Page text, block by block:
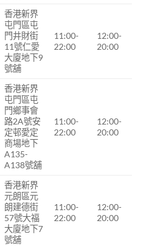
香港新界
屯門區屯
門井財街
11號仁愛
大廈地下9
號舖
11:00-
22:00
12:00-
20:00
香港新界
屯門區屯
門鄉事會
路2A號安
定邨愛定
商場地下
A135-
A138號舖
11:00-
22:00
12:00-
20:00
香港新界
元朗區元
朗建德街
57號大福
大廈地下7
號舖
11:00-
22:00
12:00-
20:00